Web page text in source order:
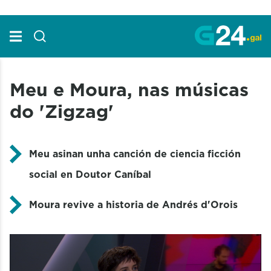
Meu e Moura, nas músicas
do 'Zigzag'
Meu asinan unha canción de ciencia ficción
social en Doutor Caníbal
Moura revive a historia de Andrés d'Orois